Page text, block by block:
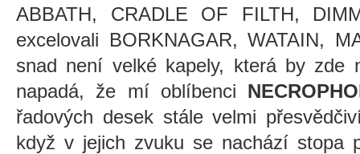
ABBATH, CRADLE OF FILTH,
excelovali BORKNAGAR, WATAIN,
snad není velké kapely, která by zde
napadá, že mí oblíbenci
řadových desek stále velmi
když v jejich zvuku se nachází stopa